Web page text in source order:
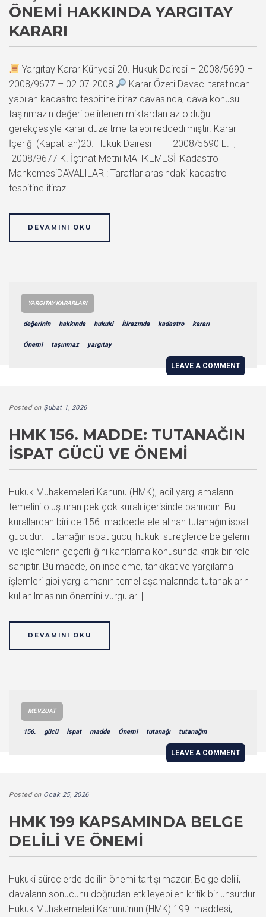
ÖNEMI HAKKINDA YARGITAY
KARARI
Yargıtay Karar Künyesi 20. Hukuk Dairesi – 2008/5690 –
2008/9677 – 02.07.2008
Karar Özeti Davacı tarafından
yapılan kadastro tesbitine itiraz davasında, dava konusu
taşınmazın değeri belirlenen miktardan az olduğu
gerekçesiyle karar düzeltme talebi reddedilmiştir. Karar
İçeriği (Kapatılan)20. Hukuk Dairesi 2008/5690 E. ,
2008/9677 K. İçtihat Metni MAHKEMESİ :Kadastro
MahkemesiDAVALILAR : Taraflar arasındaki kadastro
tesbitine itiraz […]
DEVAMINI OKU
YARGITAY KARARLARI
değerinin hakkında hukuki İtirazında kadastro kararı
Önemi taşınmaz yargıtay
LEAVE A COMMENT
Posted on Şubat 1, 2026
HMK 156. MADDE: TUTANAĞIN
İSPAT GÜCÜ VE ÖNEMI
Hukuk Muhakemeleri Kanunu (HMK), adil yargılamaların
temelini oluşturan pek çok kuralı içerisinde barındırır. Bu
kurallardan biri de 156. maddede ele alınan tutanağın ispat
gücüdür. Tutanağın ispat gücü, hukuki süreçlerde belgelerin
ve işlemlerin geçerliliğini kanıtlama konusunda kritik bir role
sahiptir. Bu madde, ön inceleme, tahkikat ve yargılama
işlemleri gibi yargılamanın temel aşamalarında tutanakların
kullanılmasının önemini vurgular. […]
DEVAMINI OKU
MEVZUAT
156. gücü İspat madde Önemi tutanağı tutanağın
LEAVE A COMMENT
Posted on Ocak 25, 2026
HMK 199 KAPSAMINDA BELGE
DELILI VE ÖNEMI
Hukuki süreçlerde delilin önemi tartışılmazdır. Belge delili,
davaların sonucunu doğrudan etkileyebilen kritik bir unsurdur.
Hukuk Muhakemeleri Kanunu’nun (HMK) 199. maddesi,